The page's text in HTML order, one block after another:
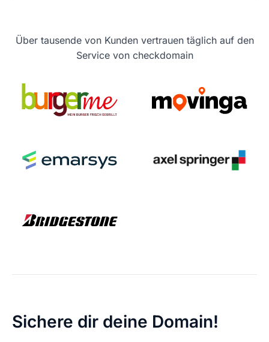
Über tausende von Kunden vertrauen täglich auf den
Service von checkdomain
Sichere dir deine Domain!